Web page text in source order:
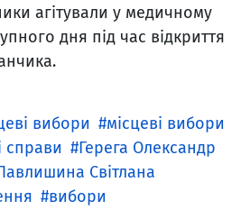
агітували у медичному
дня під час відкриття
вибори
місцеві вибори
справи
Герега Олександр
Світлана
вибори